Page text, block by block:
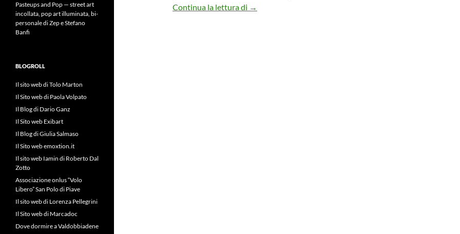
Continua la lettura di Mostra “Lo sport nell’arte attraverso lo sguardo delle donne”
→
Pasteups and Pop — street art
incollata, pop art illuminata, bi-
personale di Zep e Stefano
Banfi
BLOGROLL
Il sito web di Tolo Marton
Il Sito web di Paola Volpato
Il Blog di Dario Ganz
Il Sito web Exibart
Il Blog di Giulia Salmaso
Il Sito web emoxtion.it
Il sito web Iamin di Roberto Dal
Zotto
Associazione onlus “Volo
Libero” San Polo di Piave
Il sito web di Lorenza Pellegrini
Il Sito web di Marcadoc
Dove dormire a Valdobbiadene